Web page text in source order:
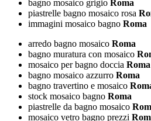
bagno mosaico grigio Roma
piastrelle bagno mosaico rosa
immagini mosaico bagno Roma
arredo bagno mosaico Roma
bagno muratura con mosaico
mosaico per bagno doccia Roma
bagno mosaico azzurro Roma
bagno travertino e mosaico
stock mosaico bagno Roma
piastrelle da bagno mosaico
mosaico vetro bagno prezzi